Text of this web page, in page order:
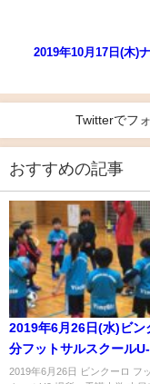
2019年10月17日(木)
Twitterでフ
おすすめの記事
2019年6月26日(水)ビン
分フットサルスクール
2019年6月26日 ビンクーロ フ